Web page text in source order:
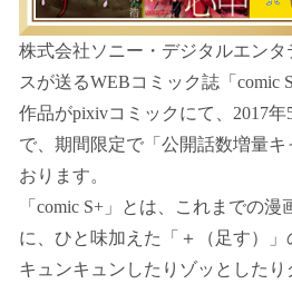
株式会社ソニー・デジタルエン
スが送るWEBコミック誌「comic
作品がpixivコミックにて、2017年
で、期間限定で「公開話数増量
おります。
「comic S+」とは、これまでの
に、ひと味加えた「＋（足す）
キュンキュンしたりゾッとしたり